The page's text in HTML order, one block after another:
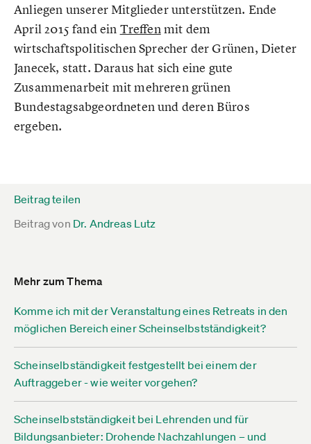
Anliegen unserer Mitglieder unterstützen. Ende
April 2015 fand ein Treffenmit dem
wirtschaftspolitischen Sprecher der Grünen, Dieter
Janecek, statt. Daraus hat sich eine gute
Zusammenarbeit mit mehreren grünen
Bundestagsabgeordneten und deren Büros
ergeben.
Beitrag teilen
Beitrag von Dr. Andreas Lutz
Mehr zum Thema
Komme ich mit der Veranstaltung eines Retreats in den
möglichen Bereich einer Scheinselbstständigkeit?
Scheinselbständigkeit festgestellt bei einem der
Auftraggeber - wie weiter vorgehen?
Scheinselbstständigkeit bei Lehrenden und für
Bildungsanbieter: Drohende Nachzahlungen – und